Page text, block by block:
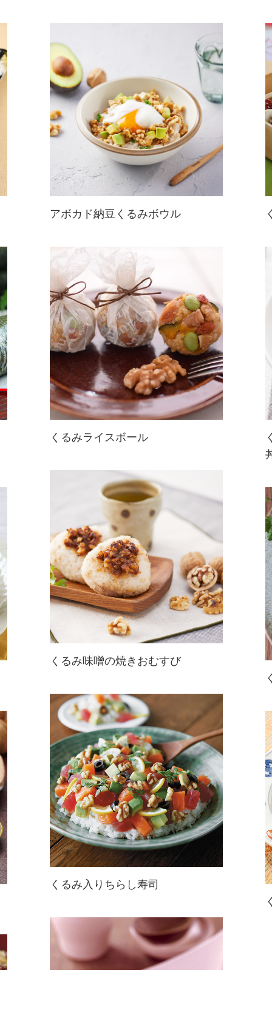
ボカド、くるみ、ピンクグレープフ
ルーツなどが乗ったライスプレート
です。手作りライムドレッシングと
わさびマヨ...
食物繊維が豊富な食材ばかり！カフ
ェごはん風に独自のアレンジを楽し
んでもOK☆朝ご飯にもおすすめで
す♪
アボカド納豆くるみボウル
食べるフィットネス！代謝アップも
目指せるレシピ♪エネルギー補給、
疲労回復効果にも。イエロー、パー
プル、ピンクとバリエーションを楽
しんで！
くるみライスボール
くるみ味噌は多めに作ってストック
して☆毎日のごはんにも、茹でた青
菜和えなどにもぴったり♪
くるみ味噌の焼きおむすび
まぐろ、サーモン、アボカドの彩り
鮮やかな、洋風のちらし寿司☆香ば
しいくるみは、すし飯との相性も
◎。ごはんの粒がつぶれないように
くるみ入りちらし寿司